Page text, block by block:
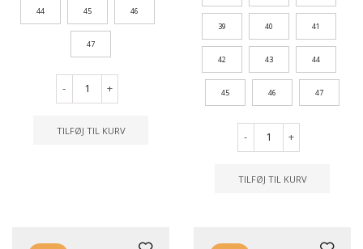
44 45 46
47
- +
TILFØJ TIL KURV
39 40 41
42 43 44
45 46 47
- +
TILFØJ TIL KURV